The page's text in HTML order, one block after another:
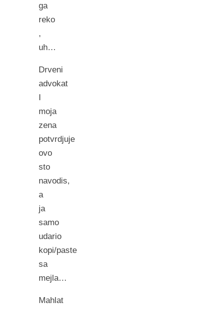
ga
reko
,
uh…
Drveni
advokat
I
moja
zena
potvrdjuje
ovo
sto
navodis,
a
ja
samo
udario
kopi/paste
sa
mejla…
Mahlat